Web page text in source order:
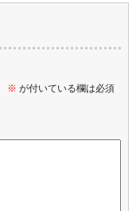
※ が付いている欄は必須